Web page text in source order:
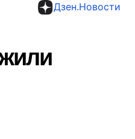
Дзен.Новости